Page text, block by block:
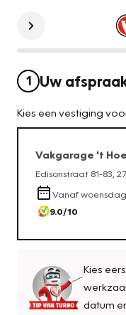
1 Uw
Kies een vestiging
Vakgarage 't
Edisonstraat 81-83
Vanaf
9.0/10
Kies
datum